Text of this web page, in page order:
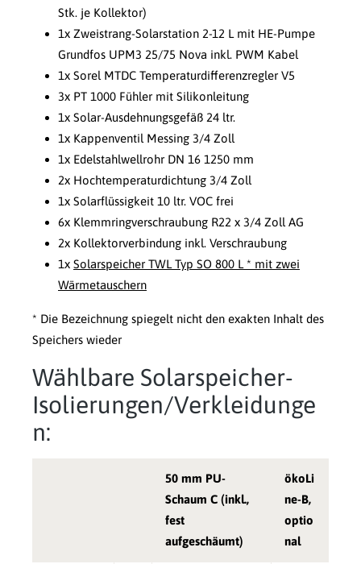
Stk. je Kollektor)
1x Zweistrang-Solarstation 2-12 L mit HE-Pumpe
Grundfos UPM3 25/75 Nova inkl. PWM Kabel
1x Sorel MTDC Temperaturdifferenzregler V5
3x PT 1000 Fühler mit Silikonleitung
1x Solar-Ausdehnungsgefäß 24 ltr.
1x Kappenventil Messing 3/4 Zoll
1x Edelstahlwellrohr DN 16 1250 mm
2x Hochtemperaturdichtung 3/4 Zoll
1x Solarflüssigkeit 10 ltr. VOC frei
6x Klemmringverschraubung R22 x 3/4 Zoll AG
2x Kollektorverbindung inkl. Verschraubung
1x Solarspeicher TWL Typ SO 800 L * mit zwei
Wärmetauschern
* Die Bezeichnung spiegelt nicht den exakten Inhalt des
Speichers wieder
Wählbare Solarspeicher-
Isolierungen/Verkleidunge
n:
50 mm PU-
Schaum C (inkl.,
fest
aufgeschäumt)
ökoLi
ne-B,
optio
nal